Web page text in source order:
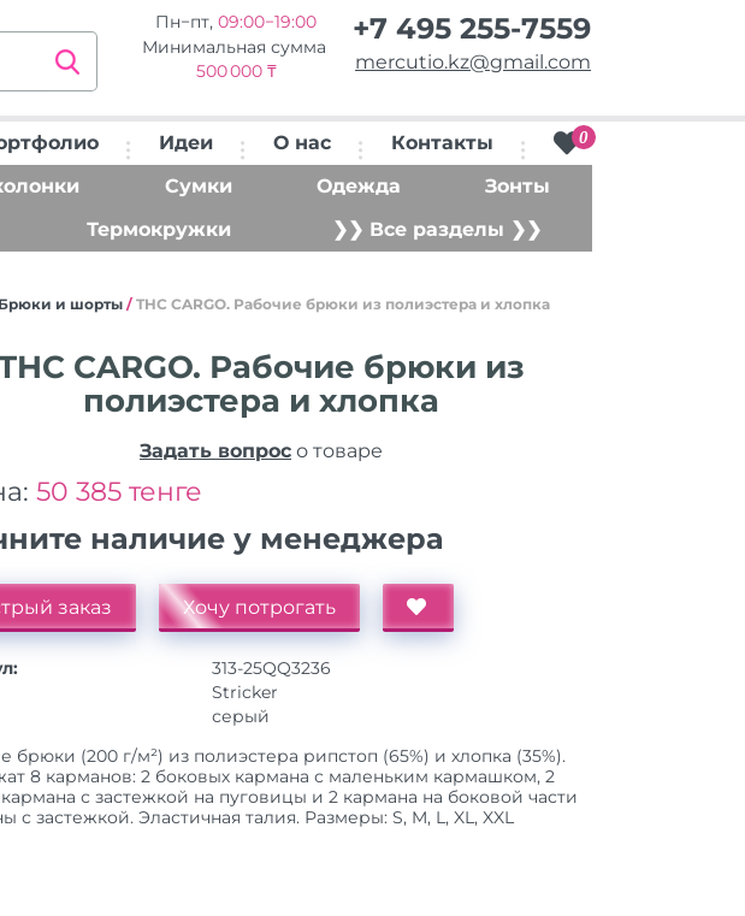
Пн−пт, 09:00−19:00
Минимальная сумма
500 000 ₸
+7 495 255-7559
mercutio.kz@gmail.com
Идеи О нас Контакты 0
Сумки Одежда
Зонты
Термокружки ❯❯ Все разделы ❯❯
Брюки и шорты / THC CARGO. Рабочие брюки из полиэстера и хлопка
CARGO. Рабочие брюки из
полиэстера и хлопка
Задать вопрос о товаре
50 385 тенге
наличие у менеджера
заказ Хочу потрогать
313-25QQ3236
Stricker
серый
брюки (200 г/м²) из полиэстера рипстоп (65%) и хлопка (35%).
8 карманов: 2 боковых кармана с маленьким кармашком, 2
с застежкой на пуговицы и 2 кармана на боковой части
с застежкой. Эластичная талия. Размеры: S, M, L, XL, XXL